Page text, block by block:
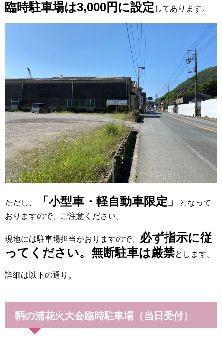
臨時駐車場は3,000円に設定 してあります。
ただし、 「小型車・軽自動車限定」
となって
おりますので、ご注意ください。
現地には駐車場担当がおりますので、 必ず指示に従
ってください。無断駐車は厳禁とします。
詳細は以下の通り。
鞆の浦花火大会臨時駐車場（当日受付）